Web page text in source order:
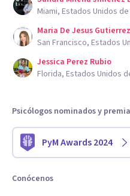
Miami, Estados Unidos
Maria De Jesus
San Francisco, Estados
Jessica Perez Rubio
Florida, Estados Unidos
Psicólogos nominados y
PyM Awards 2024
Conócenos